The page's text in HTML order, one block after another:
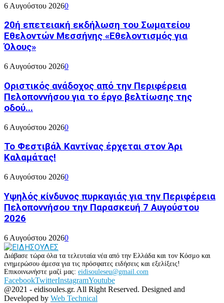
6 Αυγούστου 20260
20ή επετειακή εκδήλωση του Σωματείου
Εθελοντών Μεσσήνης «Εθελοντισμός για
Όλους»
6 Αυγούστου 20260
Οριστικός ανάδοχος από την Περιφέρεια
Πελοποννήσου για το έργο βελτίωσης της
οδού...
6 Αυγούστου 20260
Το Φεστιβάλ Καντίνας έρχεται στον Άρι
Καλαμάτας!
6 Αυγούστου 20260
Υψηλός κίνδυνος πυρκαγιάς για την Περιφέρεια
Πελοποννήσου την Παρασκευή 7 Αυγούστου
2026
6 Αυγούστου 20260
Διάβασε τώρα όλα τα τελευταία νέα από την Ελλάδα και τον Κόσμο και
ενημερώσου άμεσα για τις πρόσφατες ειδήσεις και εξελίξεις!
Επικοινωνήστε μαζί μας: eidisouleseu@gmail.com
FacebookTwitterInstagramYoutube
@2021 - eidisoules.gr. All Right Reserved. Designed and
Developed by Web Technical